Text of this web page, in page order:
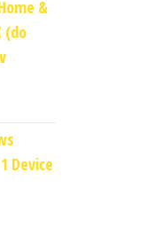
&
(do
Device